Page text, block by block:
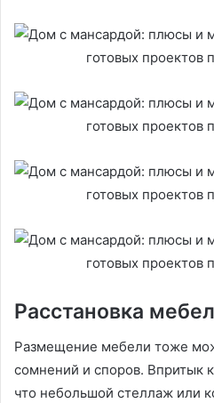
Расстановка
Размещение мебели тоже
сомнений и споров. Впритык
что небольшой стеллаж или